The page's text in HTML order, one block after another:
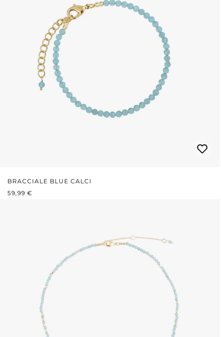
BRACCIALE BLUE CALCI
PREZZO NORMALE:
59,99 €